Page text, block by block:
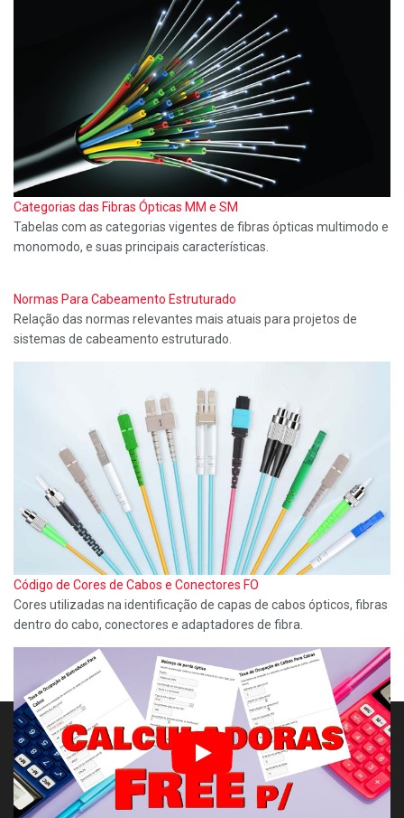
Categorias das Fibras Ópticas MM e SM
Tabelas com as categorias vigentes de fibras ópticas multimodo e
monomodo, e suas principais características.
Normas Para Cabeamento Estruturado
Relação das normas relevantes mais atuais para projetos de
sistemas de cabeamento estruturado.
Código de Cores de Cabos e Conectores FO
Cores utilizadas na identificação de capas de cabos ópticos, fibras
dentro do cabo, conectores e adaptadores de fibra.